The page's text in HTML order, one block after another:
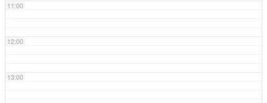
11:00
12:00
13:00